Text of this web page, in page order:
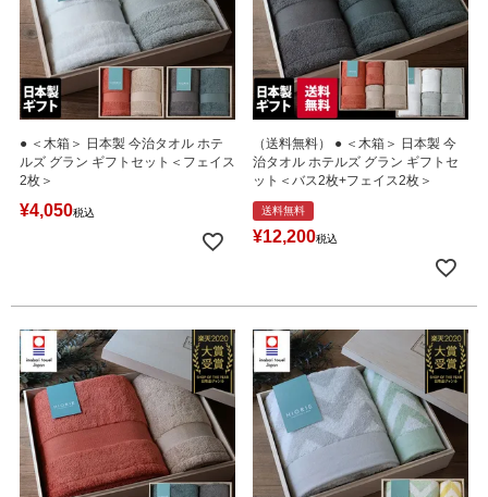
● ＜木箱＞ 日本製 今治タオル ホテ
ルズ グラン ギフトセット＜フェイス
2枚＞
¥4,050税込
（送料無料） ● ＜木箱＞ 日本製 今
治タオル ホテルズ グラン ギフトセ
ット＜バス2枚+フェイス2枚＞
送料無料
¥12,200税込